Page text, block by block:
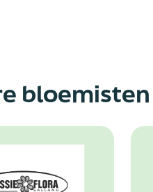
bloemisten